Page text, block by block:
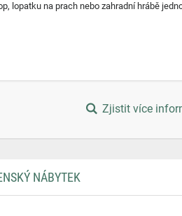
lopatku na prach nebo zahradní hrábě
Zjistit více
NÁBYTEK